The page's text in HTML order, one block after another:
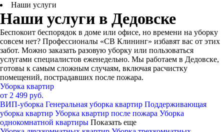
Наши услуги
Наши услуги в Дедовске
Беспокоит беспорядок в доме или офисе, но времени на уборку
совсем нет? Профессионалы «СВ Клининг» избавят вас от этих
забот. Можно заказать разовую уборку или пользоваться
услугами специалистов еженедельно. Мы работаем в Дедовске,
готовы к самым сложным случаям, включая расчистку
помещений, пострадавших после пожара.
Уборка квартир
от 2 499 руб.
ВИП-уборка Генеральная уборка квартир Поддерживающая
уборка квартир Уборка квартир после пожара Уборка
однокомнатной квартиры Показать еще